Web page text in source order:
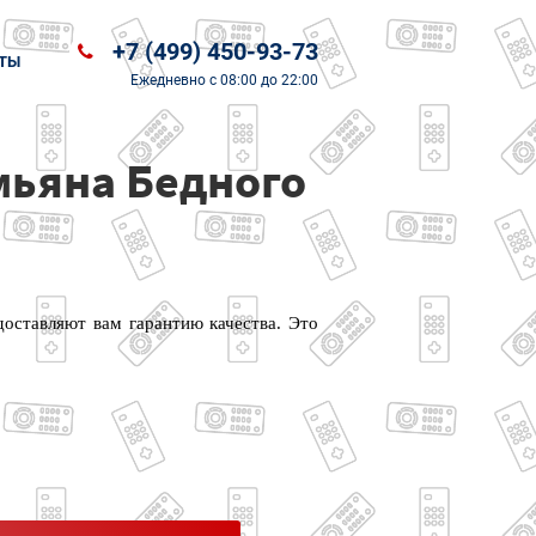
+7 (499) 450-93-73
Ежедневно с 08:00 до 22:00
Бедного
вам гарантию качества. Это